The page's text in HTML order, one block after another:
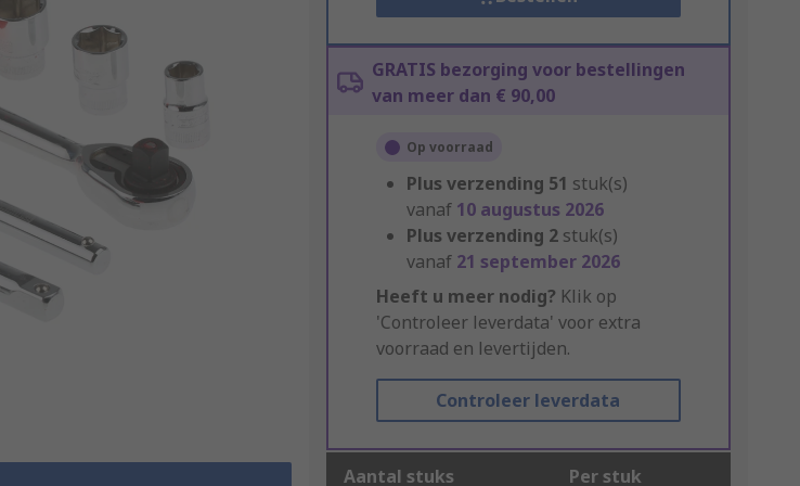
GRATIS bezorging voor bestellingen
van meer dan € 90,00
Op voorraad
Plus verzending 51 stuk(s)
vanaf 10 augustus 2026
Plus verzending 2 stuk(s)
vanaf 21 september 2026
Heeft u meer nodig? Klik op
'Controleer leverdata' voor extra
voorraad en levertijden.
Controleer leverdata
Aantal stuks Per stuk